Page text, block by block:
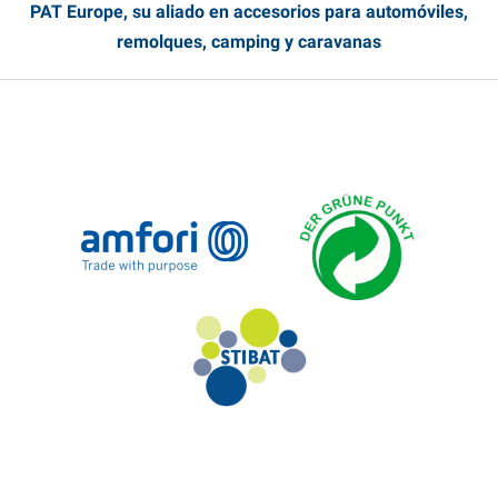
PAT Europe, su aliado en accesorios para automóviles,
remolques, camping y caravanas